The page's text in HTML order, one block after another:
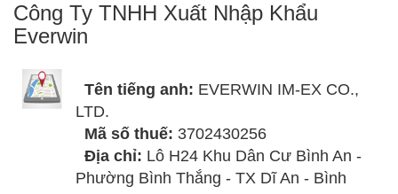
Công Ty TNHH Xuất Nhập Khẩu
Everwin
Tên tiếng anh: EVERWIN IM-EX CO.,
LTD.
Mã số thuế: 3702430256
Địa chỉ: Lô H24 Khu Dân Cư Bình An -
Phường Bình Thắng - TX Dĩ An - Bình